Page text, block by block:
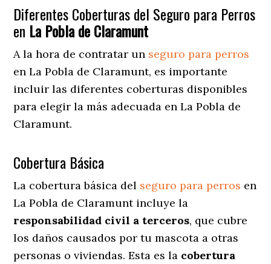
Diferentes Coberturas del Seguro para Perros
en La Pobla de Claramunt
A la hora de contratar un seguro para perros
en La Pobla de Claramunt, es importante
incluir las diferentes coberturas disponibles
para elegir la más adecuada en La Pobla de
Claramunt.
Cobertura Básica
La cobertura básica del seguro para perros en
La Pobla de Claramunt incluye la
responsabilidad civil a terceros, que cubre
los daños causados por tu mascota a otras
personas o viviendas. Esta es la cobertura